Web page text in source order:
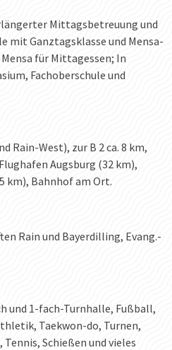
Mittagsbetreuung und
mit Ganztagsklasse und Mensa-
für Mittagessen; In
Fachoberschule und
Rain-West), zur B 2 ca. 8 km,
Augsburg (32 km),
km), Bahnhof am Ort.
Rain und Bayerdilling, Evang.-
und 1-fach-Turnhalle, Fußball,
Taekwon-do, Turnen,
Schießen und vieles